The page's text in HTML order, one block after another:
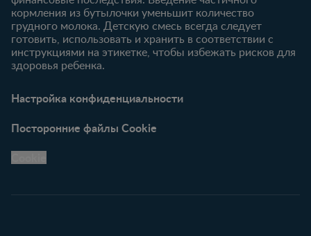
кормления из бутылочки уменьшит количество
грудного молока. Детскую смесь всегда следует
готовить, использовать и хранить в соответствии с
инструкциями на этикетке, чтобы избежать рисков для
здоровья ребенка.
Настройка конфиденциальности
Посторонние файлы Cookie